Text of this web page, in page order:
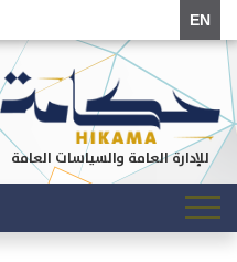
EN
للإدارة العامة والسياسات العامة
Toggle
navigation